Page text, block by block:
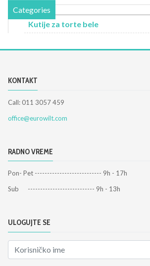
Categories
Kutije za torte bele
KONTAKT
Call: 011 3057 459
office@eurowilt.com
RADNO VREME
Pon- Pet --------------------------- 9h - 17h
Sub --------------------------- 9h - 13h
ULOGUJTE SE